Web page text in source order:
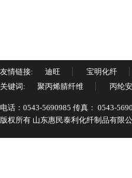
友情链接: 迪旺 宝明化纤
关键词:
聚丙烯腈纤维 丙纶
电话：0543-5690985 传真： 0543-
版权所有 山东惠民泰利化纤制品有限